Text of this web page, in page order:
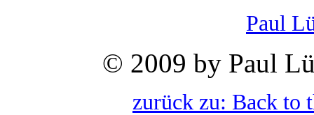
Paul
© 2009 by Paul
zurück zu: Back to